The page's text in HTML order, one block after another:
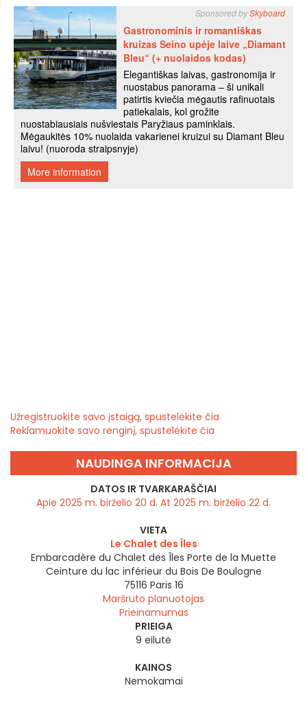
Užregistruokite savo įstaigą, spustelėkite čia
Reklamuokite savo renginį, spustelėkite čia
NAUDINGA INFORMACIJA
DATOS IR TVARKARAŠČIAI
Apie 2025 m. birželio 20 d. At 2025 m. birželio 22 d.
VIETA
Le Chalet des Îles
Embarcadère du Chalet des Îles Porte de la Muette
Ceinture du lac inférieur du Bois De Boulogne
75116 Paris 16
Maršruto planuotojas
Prieinamumas
PRIEIGA
9 eilutė
KAINOS
Nemokamai